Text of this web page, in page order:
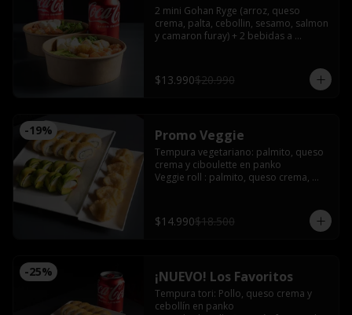
2 mini Gohan Ryge (arroz, queso
crema, palta, cebollin, sesamo, salmon
y camaron furay) + 2 bebidas a
$13.990$20.990
-19% Promo Veggie
Tempura vegetariano: palmito, queso
crema y ciboulette en panko
Veggie roll : palmito, queso crema,
Gyozas de champiñón queso
$14.990$18.500
-25% ¡NUEVO! Los Favoritos
Tempura tori: Pollo, queso crema y
cebollín en panko